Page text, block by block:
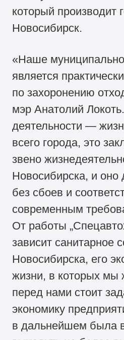
который производит
Новосибирск.
«Наше
является
по захоронению
мэр Анатолий
деятельности —
всего города, это
звено
Новосибирска, и оно
без сбоев и
современным
От работы
зависит санитарное
Новосибирска, его
жизни, в которых мы
перед нами стоит
экономику
в дальнейшем была